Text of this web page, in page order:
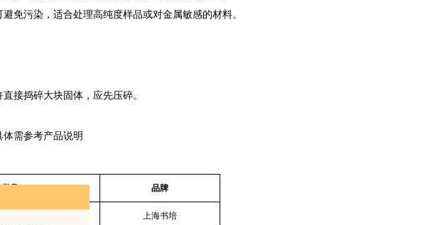
免污染，适合处理高纯度样品或对金属敏感的材料。
接捣碎大块固体，应先压碎。
需参考产品说明
品牌
上海书培